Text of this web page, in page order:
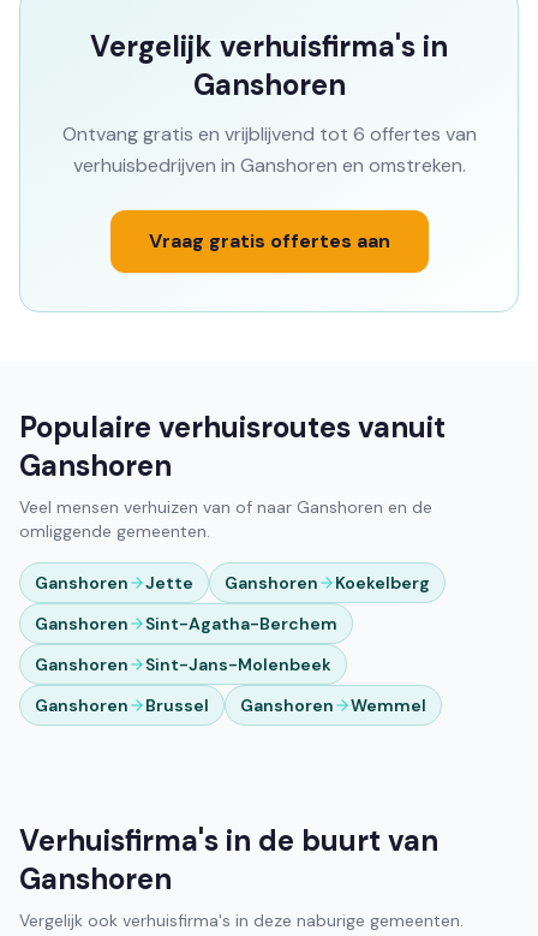
Vergelijk verhuisfirma's in
Ganshoren
Ontvang gratis en vrijblijvend tot 6 offertes van
verhuisbedrijven in Ganshoren en omstreken.
Vraag gratis offertes aan
Populaire verhuisroutes vanuit
Ganshoren
Veel mensen verhuizen van of naar Ganshoren en de
omliggende gemeenten.
Ganshoren Jette Ganshoren
Koekelberg
Ganshoren
Sint-Agatha-Berchem
Ganshoren
Sint-Jans-Molenbeek
Ganshoren
Brussel Ganshoren Wemmel
Verhuisfirma's in de buurt van
Ganshoren
Vergelijk ook verhuisfirma's in deze naburige gemeenten.